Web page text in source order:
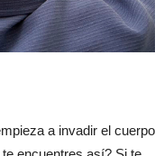
a invadir el cuerpo